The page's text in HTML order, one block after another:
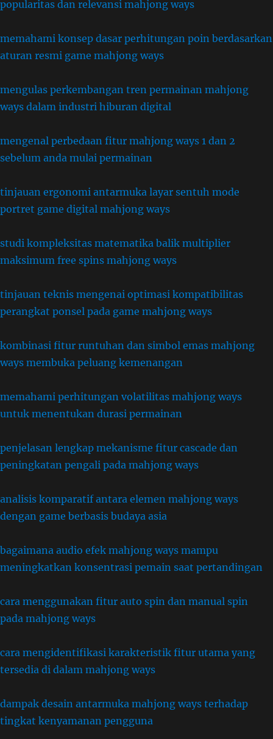
popularitas dan relevansi mahjong ways
memahami konsep dasar perhitungan poin berdasarkan
aturan resmi game mahjong ways
mengulas perkembangan tren permainan mahjong
ways dalam industri hiburan digital
mengenal perbedaan fitur mahjong ways 1 dan 2
sebelum anda mulai permainan
tinjauan ergonomi antarmuka layar sentuh mode
portret game digital mahjong ways
studi kompleksitas matematika balik multiplier
maksimum free spins mahjong ways
tinjauan teknis mengenai optimasi kompatibilitas
perangkat ponsel pada game mahjong ways
kombinasi fitur runtuhan dan simbol emas mahjong
ways membuka peluang kemenangan
memahami perhitungan volatilitas mahjong ways
untuk menentukan durasi permainan
penjelasan lengkap mekanisme fitur cascade dan
peningkatan pengali pada mahjong ways
analisis komparatif antara elemen mahjong ways
dengan game berbasis budaya asia
bagaimana audio efek mahjong ways mampu
meningkatkan konsentrasi pemain saat pertandingan
cara menggunakan fitur auto spin dan manual spin
pada mahjong ways
cara mengidentifikasi karakteristik fitur utama yang
tersedia di dalam mahjong ways
dampak desain antarmuka mahjong ways terhadap
tingkat kenyamanan pengguna